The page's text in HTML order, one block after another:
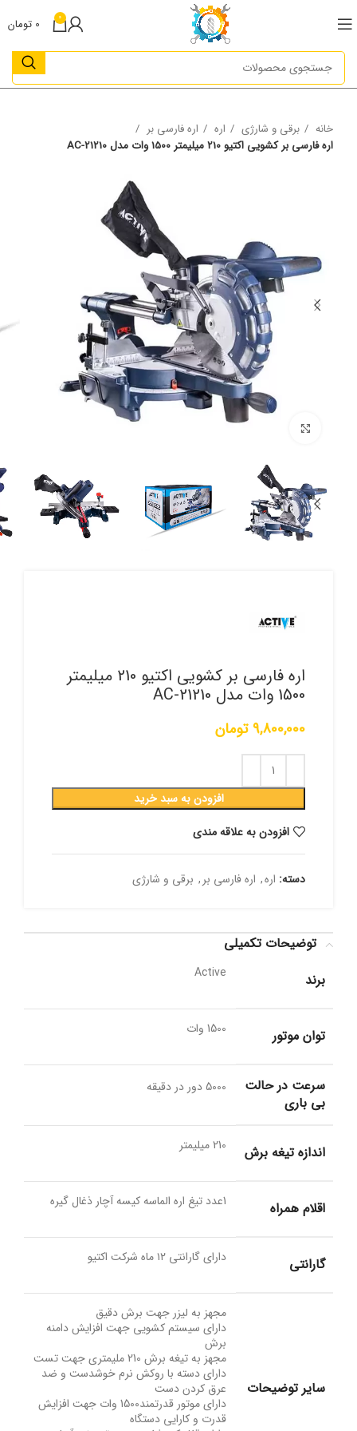
0
0 تومان
خانه برقی و شارژی اره
اره فارسی بر
اره فارسی بر کشویی اکتیو 210 میلیمتر 1500 وات مدل AC-21210
برای بزرگنمایی کلیک کنید
اره فارسی بر کشویی اکتیو 210 میلیمتر
1500 وات مدل AC-21210
9,800,000 تومان
افزودن به سبد خرید
افزودن به علاقه مندی
دسته: اره, اره فارسی بر , برقی و شارژی
توضیحات تکمیلی
برند
Active
توان موتور 1500 وات
سرعت در حالت
بی باری
5000 دور در دقیقه
اندازه تیغه برش 210 میلیمتر
اقلام همراه 1عدد تیغ اره الماسه کیسه آچار ذغال گیره
گارانتی دارای گارانتی ۱۲ ماه شرکت اکتیو
سایر توضیحات
مجهز به لیزر جهت برش دقیق
دارای سیستم کشویی جهت افزایش دامنه
برش
مجهز به تیغه برش 210 ملیمتری جهت تست
دارای دسته با روکش نرم خوشدست و ضد
عرق کردن دست
دارای موتور قدرتمند1500 وات جهت افزایش
قدرت و کارایی دستگاه